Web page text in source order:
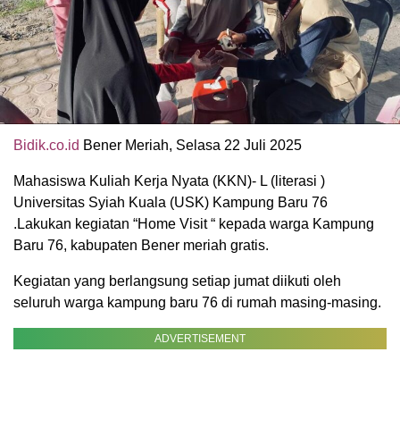
Bidik.co.id Bener Meriah, Selasa 22 Juli 2025
Mahasiswa Kuliah Kerja Nyata (KKN)- L (literasi )
Universitas Syiah Kuala (USK) Kampung Baru 76
.Lakukan kegiatan “Home Visit “ kepada warga Kampung
Baru 76, kabupaten Bener meriah gratis.
Kegiatan yang berlangsung setiap jumat diikuti oleh
seluruh warga kampung baru 76 di rumah masing-masing.
ADVERTISEMENT